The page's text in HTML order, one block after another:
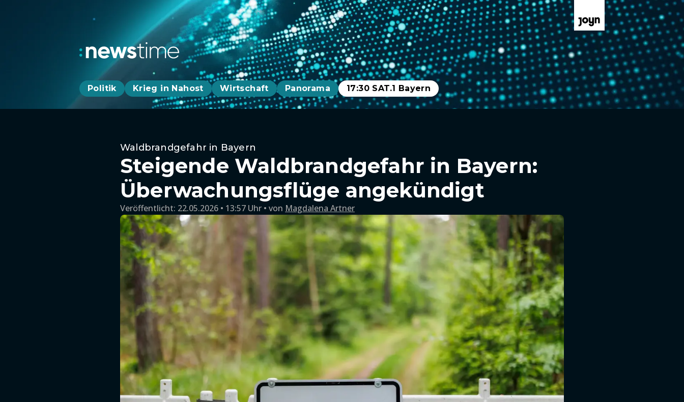
Politik Krieg in Nahost Wirtschaft Panorama 17:30 SAT.1 Bayern
Waldbrandgefahr in Bayern
Steigende Waldbrandgefahr in Bayern:
Überwachungsflüge angekündigt
Veröffentlicht: 22.05.2026 • 13:57 Uhr von Magdalena Artner